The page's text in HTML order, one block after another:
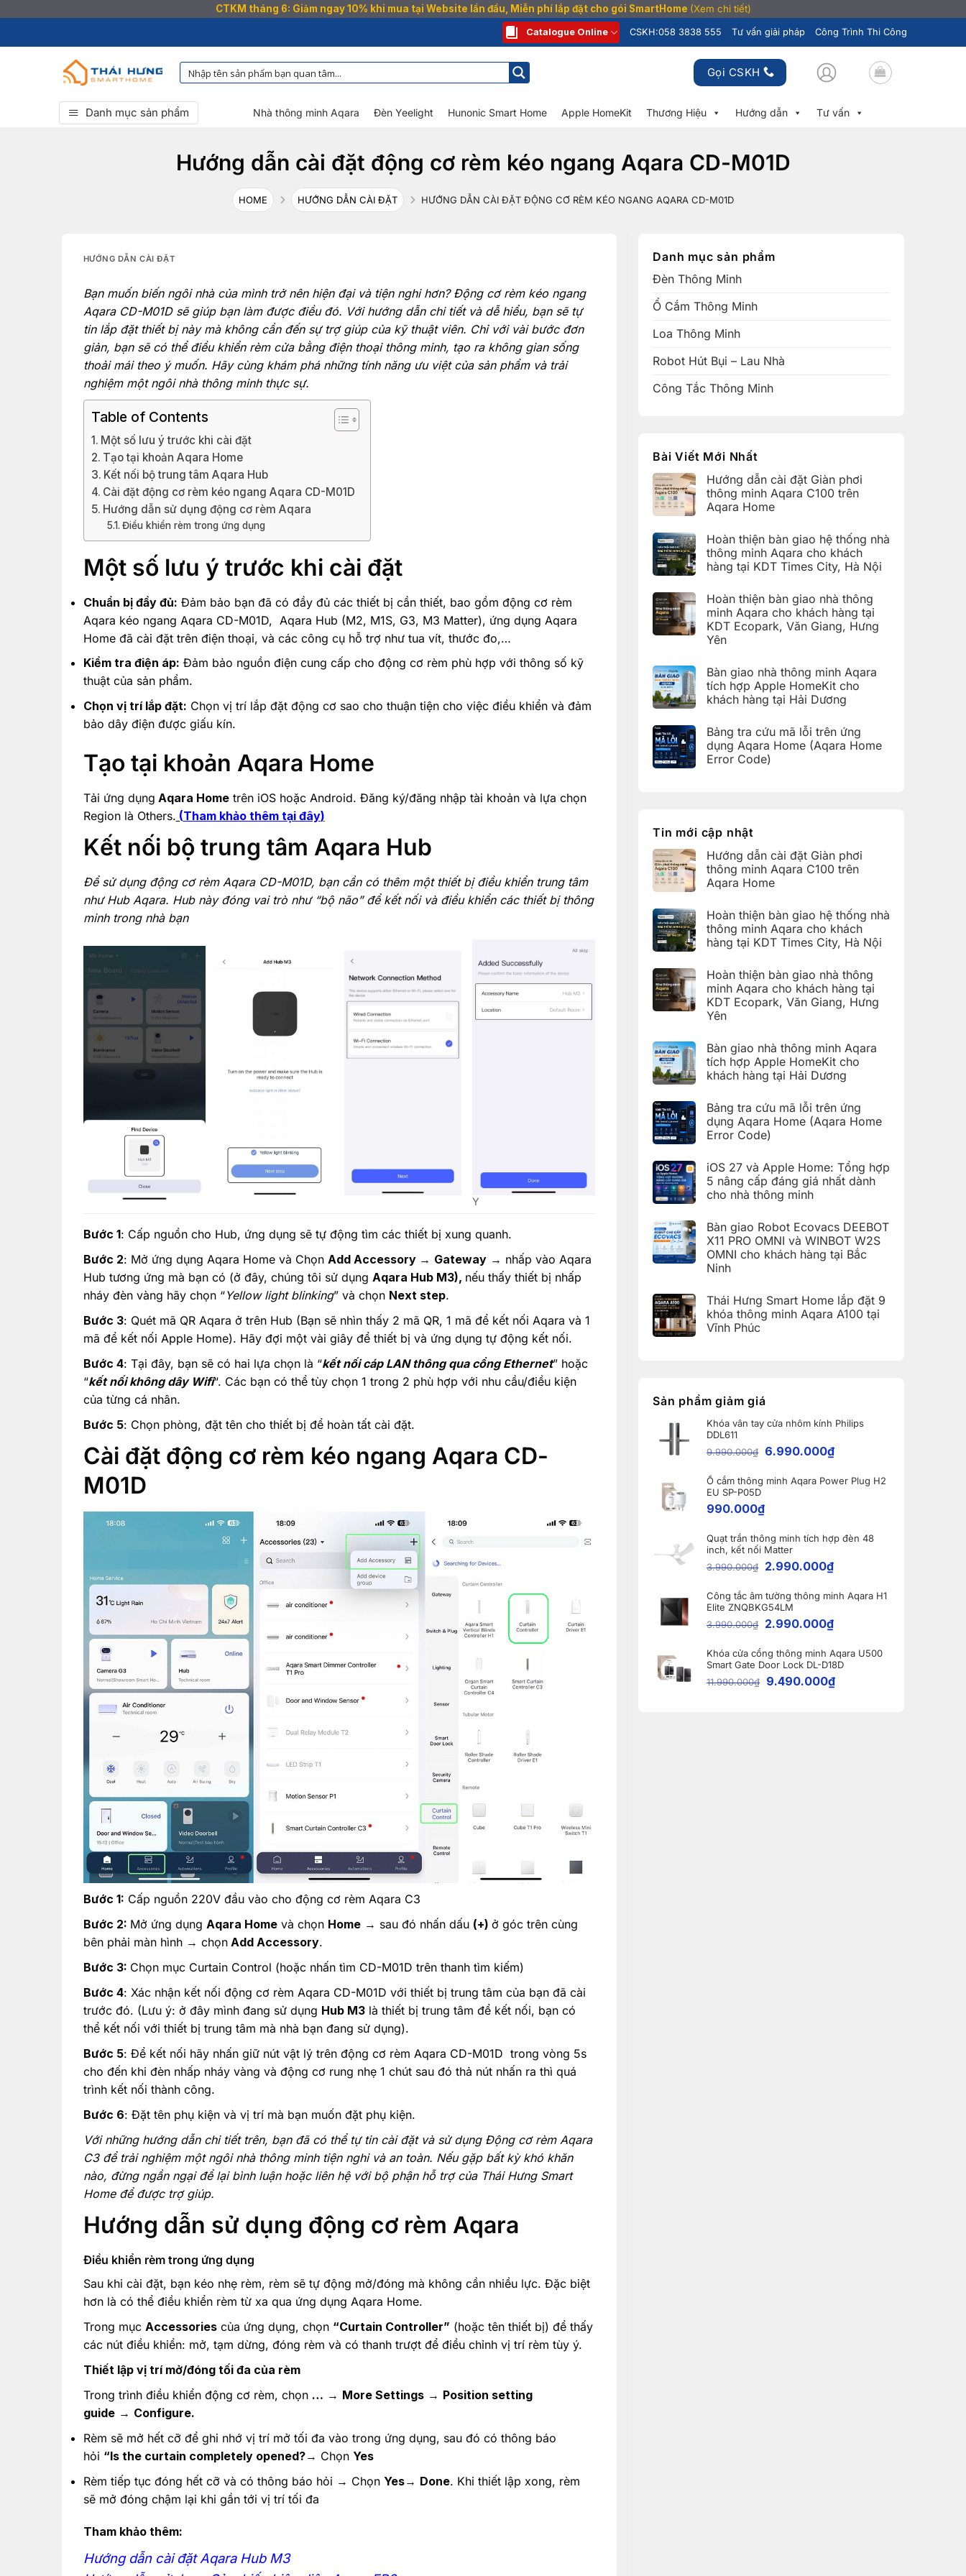
CTKM tháng 6: Giảm ngay 10% khi mua tại Website lần đầu, Miễn phí lắp đặt cho gói SmartHome (Xem chi tiết)
qua
Catalogue Online CSKH:058 3838 555 Tư vấn giải pháp Công Trình Thi Công
Gọi CSKH
Danh mục sản phẩm Nhà thông minh Aqara Đèn Yeelight Hunonic Smart Home Apple HomeKit Thương Hiệu Hướng dẫn Tư vấn
Hướng dẫn cài đặt động cơ rèm kéo ngang Aqara CD-M01D
HOME HƯỚNG DẪN CÀI ĐẶT HƯỚNG DẪN CÀI ĐẶT ĐỘNG CƠ RÈM KÉO NGANG AQARA CD-M01D
HƯỚNG DẪN CÀI ĐẶT
Bạn muốn biến ngôi nhà của mình trở nên hiện đại và tiện nghi hơn? Động cơ rèm kéo ngang
Aqara CD-M01D sẽ giúp bạn làm được điều đó. Với hướng dẫn chi tiết và dễ hiểu, bạn sẽ tự
tin lắp đặt thiết bị này mà không cần đến sự trợ giúp của kỹ thuật viên. Chỉ với vài bước đơn
giản, bạn sẽ có thể điều khiển rèm cửa bằng điện thoại thông minh, tạo ra không gian sống
thoải mái theo ý muốn. Hãy cùng khám phá những tính năng ưu việt của sản phẩm và trải
nghiệm một ngôi nhà thông minh thực sự.
Table of Contents
Một số lưu ý trước khi cài đặt
Tạo tại khoản Aqara Home
Kết nối bộ trung tâm Aqara Hub
Cài đặt động cơ rèm kéo ngang Aqara CD-M01D
Hướng dẫn sử dụng động cơ rèm Aqara
Điều khiển rèm trong ứng dụng
Một số lưu ý trước khi cài đặt
Chuẩn bị đầy đủ: Đảm bảo bạn đã có đầy đủ các thiết bị cần thiết, bao gồm động cơ rèm
Aqara kéo ngang Aqara CD-M01D, Aqara Hub (M2, M1S, G3, M3 Matter), ứng dụng Aqara
Home đã cài đặt trên điện thoại, và các công cụ hỗ trợ như tua vít, thước đo,…
Kiểm tra điện áp: Đảm bảo nguồn điện cung cấp cho động cơ rèm phù hợp với thông số kỹ
thuật của sản phẩm.
Chọn vị trí lắp đặt: Chọn vị trí lắp đặt động cơ sao cho thuận tiện cho việc điều khiển và đảm
bảo dây điện được giấu kín.
Tạo tại khoản Aqara Home
Tải ứng dụng Aqara Hometrên iOS hoặc Android. Đăng ký/đăng nhập tài khoản và lựa chọn
Region là Others. (Tham khảo thêm tại đây)
Kết nối bộ trung tâm Aqara Hub
Để sử dụng động cơ rèm Aqara CD-M01D, bạn cần có thêm một thiết bị điều khiển trung tâm
như Hub Aqara. Hub này đóng vai trò như “bộ não” để kết nối và điều khiển các thiết bị thông
minh trong nhà bạn
Y
Bước 1: Cấp nguồn cho Hub, ứng dụng sẽ tự động tìm các thiết bị xung quanh.
Bước 2: Mở ứng dụng Aqara Home và Chọn Add Accessory → Gateway→ nhấp vào Aqara
Hub tương ứng mà bạn có (ở đây, chúng tôi sử dụng Aqara Hub M3), nếu thấy thiết bị nhấp
nháy đèn vàng hãy chọn “Yellow light blinking” và chọn Next step.
Bước 3: Quét mã QR Aqara ở trên Hub (Bạn sẽ nhìn thấy 2 mã QR, 1 mã để kết nối Aqara và 1
mã để kết nối Apple Home). Hãy đợi một vài giây để thiết bị và ứng dụng tự động kết nối.
Bước 4: Tại đây, bạn sẽ có hai lựa chọn là “kết nối cáp LAN thông qua cổng Ethernet” hoặc
“kết nối không dây Wifi“. Các bạn có thể tùy chọn 1 trong 2 phù hợp với nhu cầu/điều kiện
của từng cá nhân.
Bước 5: Chọn phòng, đặt tên cho thiết bị để hoàn tất cài đặt.
Cài đặt động cơ rèm kéo ngang Aqara CD-
M01D
Bước 1: Cấp nguồn 220V đầu vào cho động cơ rèm Aqara C3
Bước 2: Mở ứng dụng Aqara Homevà chọn Home→ sau đó nhấn dấu (+) ở góc trên cùng
bên phải màn hình → chọnAdd Accessory.
Bước 3: Chọn mục Curtain Control (hoặc nhấn tìm CD-M01D trên thanh tìm kiếm)
Bước 4: Xác nhận kết nối động cơ rèm Aqara CD-M01D với thiết bị trung tâm của bạn đã cài
trước đó. (Lưu ý: ở đây mình đang sử dụng Hub M3là thiết bị trung tâm để kết nối, bạn có
thể kết nối với thiết bị trung tâm mà nhà bạn đang sử dụng).
Bước 5: Để kết nối hãy nhấn giữ nút vật lý trên động cơ rèm Aqara CD-M01D trong vòng 5s
cho đến khi đèn nhấp nháy vàng và động cơ rung nhẹ 1 chút sau đó thả nút nhấn ra thì quá
trình kết nối thành công.
Bước 6: Đặt tên phụ kiện và vị trí mà bạn muốn đặt phụ kiện.
Với những hướng dẫn chi tiết trên, bạn đã có thể tự tin cài đặt và sử dụng Động cơ rèm Aqara
C3 để trải nghiệm một ngôi nhà thông minh tiện nghi và an toàn. Nếu gặp bất kỳ khó khăn
nào, đừng ngần ngại để lại bình luận hoặc liên hệ với bộ phận hỗ trợ của Thái Hưng Smart
Home để được trợ giúp.
Hướng dẫn sử dụng động cơ rèm Aqara
Điều khiển rèm trong ứng dụng
Sau khi cài đặt, bạn kéo nhẹ rèm, rèm sẽ tự động mở/đóng mà không cần nhiều lực. Đặc biệt
hơn là có thể điều khiển rèm từ xa qua ứng dụng Aqara Home.
Trong mục Accessoriescủa ứng dụng, chọn “Curtain Controller” (hoặc tên thiết bị) để thấy
các nút điều khiển: mở, tạm dừng, đóng rèm và có thanh trượt để điều chỉnh vị trí rèm tùy ý.
Thiết lập vị trí mở/đóng tối đa của rèm
Trong trình điều khiển động cơ rèm, chọn … → More Settings→ Position setting
guide→ Configure.
Rèm sẽ mở hết cỡ để ghi nhớ vị trí mở tối đa vào trong ứng dụng, sau đó có thông báo
hỏi “Is the curtain completely opened?→ Chọn Yes
Rèm tiếp tục đóng hết cỡ và có thông báo hỏi → Chọn Yes→ Done. Khi thiết lập xong, rèm
sẽ mở đóng chậm lại khi gần tới vị trí tối đa
Tham khảo thêm:
Hướng dẫn cài đặt Aqara Hub M3
Danh mục sản phẩm
Đèn Thông Minh
Ổ Cắm Thông Minh
Loa Thông Minh
Robot Hút Bụi – Lau Nhà
Công Tắc Thông Minh
Bài Viết Mới Nhất
Hướng dẫn cài đặt Giàn phơi
thông minh Aqara C100 trên
Aqara Home
bình
luận
ở
Hướng
đặt
Giàn
phơi
thông
minh
Aqara
Aqara
Home
Hoàn thiện bàn giao hệ thống nhà
thông minh Aqara cho khách
hàng tại KDT Times City, Hà Nội
bình
luận
ở
Hoàn
thiện
bàn
thống
nhà
thông
minh
khách
hàng
tại
KDT
Hoàn thiện bàn giao nhà thông
minh Aqara cho khách hàng tại
KDT Ecopark, Văn Giang, Hưng
Yên
bình
luận
ở
Hoàn
giao
nhà
thông
minh
Aqara
Văn
Giang,
Hưng
Yên
Bàn giao nhà thông minh Aqara
tích hợp Apple HomeKit cho
khách hàng tại Hải Dương
bình
luận
ở
Bàn
hợp
Apple
cho
khách
hàng
tại
Bảng tra cứu mã lỗi trên ứng
dụng Aqara Home (Aqara Home
Error Code)
tra
cứu
lỗi
trên
ứng
dụng
(Aqara
Home
Error
Code)
Tin mới cập nhật
Hướng dẫn cài đặt Giàn phơi
thông minh Aqara C100 trên
Aqara Home
bình
luận
ở
Hướng
đặt
Giàn
phơi
thông
minh
Aqara
Aqara
Home
Hoàn thiện bàn giao hệ thống nhà
thông minh Aqara cho khách
hàng tại KDT Times City, Hà Nội
bình
luận
ở
Hoàn
thiện
bàn
thống
nhà
thông
minh
khách
hàng
tại
KDT
Hà
Nội
Hoàn thiện bàn giao nhà thông
minh Aqara cho khách hàng tại
KDT Ecopark, Văn Giang, Hưng
Yên
bình
luận
ở
Hoàn
giao
nhà
thông
minh
Aqara
khách
hàng
tại
KDT
Ecopark,
Hưng
Yên
Bàn giao nhà thông minh Aqara
tích hợp Apple HomeKit cho
khách hàng tại Hải Dương
bình
luận
ở
Bàn
thông
minh
Aqara
tích
hợp
HomeKit
cho
khách
hàng
tại
Hải
Bảng tra cứu mã lỗi trên ứng
dụng Aqara Home (Aqara Home
Error Code)
bình
luận
ở
Bảng
mã
lỗi
trên
ứng
dụng
Aqara
Home
Error
Code)
iOS 27 và Apple Home: Tổng hợp
5 nâng cấp đáng giá nhất dành
cho nhà thông minh
bình
luận
ở
iOS
27
và
Home:
Tổng
hợp
5
nâng
thông
Bàn giao Robot Ecovacs DEEBOT
X11 PRO OMNI và WINBOT W2S
OMNI cho khách hàng tại Bắc
Ninh
bình
luận
ở
Bàn
OMNI
và
W2S
OMNI
cho
khách
Bắc
Ninh
Thái Hưng Smart Home lắp đặt 9
khóa thông minh Aqara A100 tại
Vĩnh Phúc
Hưng
Smart
lắp
đặt
khóa
minh
Aqara
A100
Vĩnh
Sản phẩm giảm giá
Khóa vân tay cửa nhôm kính Philips
DDL611
9.990.000₫ 6.990.000₫
Ổ cắm thông minh Aqara Power Plug H2
EU SP-P05D
990.000₫
Quạt trần thông minh tích hợp đèn 48
inch, kết nối Matter
3.990.000₫ 2.990.000₫
Công tắc âm tường thông minh Aqara H1
Elite ZNQBKG54LM
3.990.000₫ 2.990.000₫
Khóa cửa cổng thông minh Aqara U500
Smart Gate Door Lock DL-D18D
11.990.000₫ 9.490.000₫